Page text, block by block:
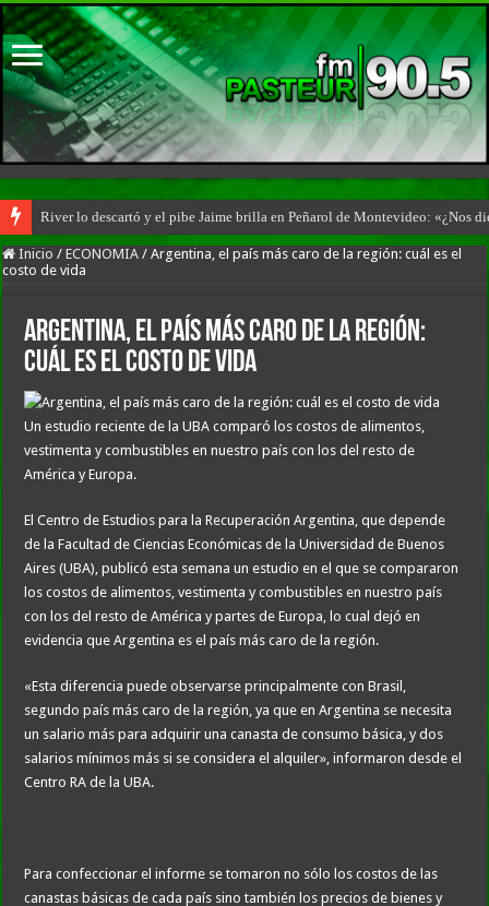
River lo descartó y el pibe Jaime brilla en Peñarol de Montevideo: «¿Nos
Inicio / ECONOMIA / Argentina, el país más caro de la región: cuál es el
costo de vida
Argentina, el país más caro de la región:
cuál es el costo de vida
Un estudio reciente de la UBA comparó los costos de alimentos,
vestimenta y combustibles en nuestro país con los del resto de
América y Europa.
El Centro de Estudios para la Recuperación Argentina, que depende
de la Facultad de Ciencias Económicas de la Universidad de Buenos
Aires (UBA), publicó esta semana un estudio en el que se compararon
los costos de alimentos, vestimenta y combustibles en nuestro país
con los del resto de América y partes de Europa, lo cual dejó en
evidencia que Argentina es el país más caro de la región.
«Esta diferencia puede observarse principalmente con Brasil,
segundo país más caro de la región, ya que en Argentina se necesita
un salario más para adquirir una canasta de consumo básica, y dos
salarios mínimos más si se considera el alquiler», informaron desde el
Centro RA de la UBA.
Para confeccionar el informe se tomaron no sólo los costos de las
canastas básicas de cada país sino también los precios de bienes y